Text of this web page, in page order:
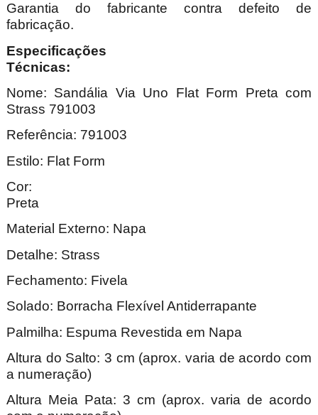
Garantia do fabricante contra defeito de
fabricação.
Especificações
Nome: Sandália Via Uno Flat Form Preta com
Strass 791003
Referência: 791003
Estilo: Flat Form
Cor:
Material Externo: Napa
Detalhe: Strass
Fechamento: Fivela
Solado: Borracha Flexível Antiderrapante
Palmilha: Espuma Revestida em Napa
Altura do Salto: 3 cm (aprox. varia de acordo com
a numeração)
Altura Meia Pata: 3 cm (aprox. varia de acordo